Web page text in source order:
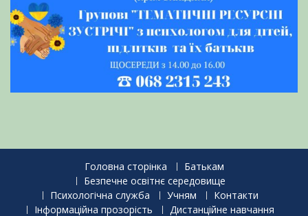
Головна сторінка
Батькам
Безпечне освітнє середовище
Психологічна служба
Учням
Контакти
Інформаційна прозорість
Дистанційне навчання